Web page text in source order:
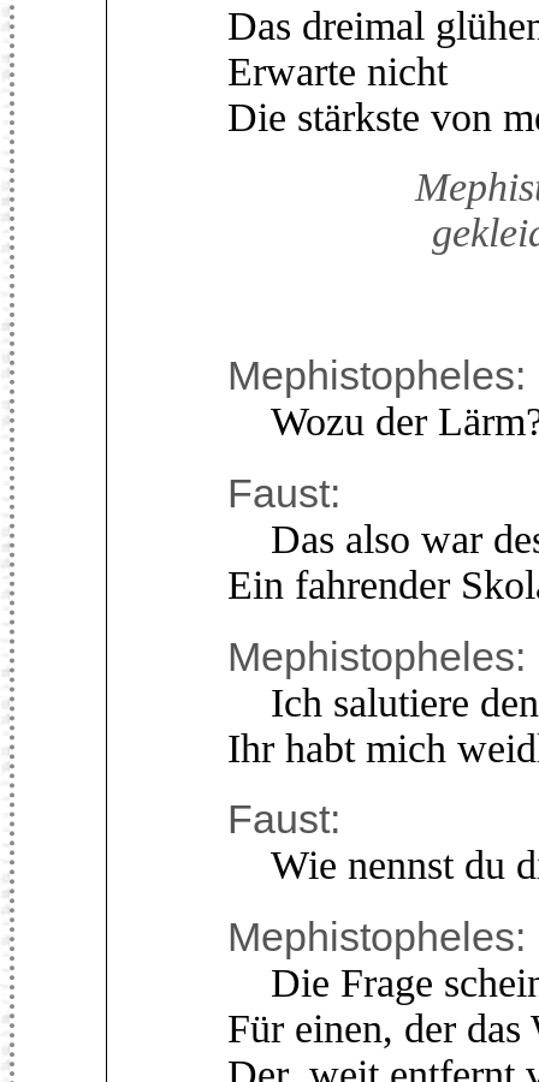
Das dreimal
Erwarte nicht
Die stärkste von
Mephistopheles:
Wozu der
Faust:
Das also war
Ein fahrender
Mephistopheles:
Ich salutiere
Ihr habt mich
Faust:
Wie nennst du
Mephistopheles:
Die Frage
Für einen, der das